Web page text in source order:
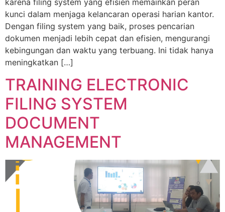
kunci dalam menjaga kelancaran operasi harian kantor.
Dengan filing system yang baik, proses pencarian
dokumen menjadi lebih cepat dan efisien, mengurangi
kebingungan dan waktu yang terbuang. Ini tidak hanya
meningkatkan […]
TRAINING ELECTRONIC
FILING SYSTEM
DOCUMENT
MANAGEMENT